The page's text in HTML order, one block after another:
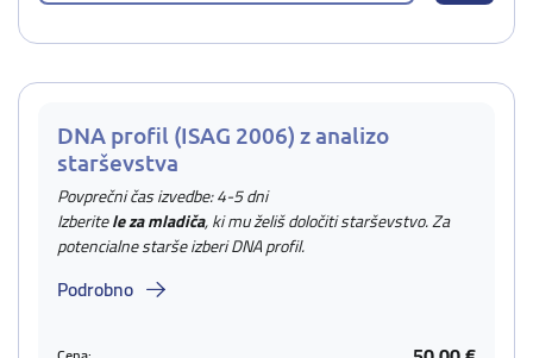
DNA profil (ISAG 2006) z analizo
starševstva
Povprečni čas izvedbe: 4-5 dni
Izberitele za mladiča, ki mu želiš določiti starševstvo. Za
potencialne starše izberi DNA profil.
Podrobno